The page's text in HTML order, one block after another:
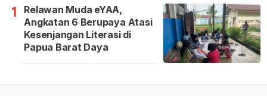
1
Relawan Muda eYAA,
Angkatan 6 Berupaya Atasi
Kesenjangan Literasi di
Papua Barat Daya